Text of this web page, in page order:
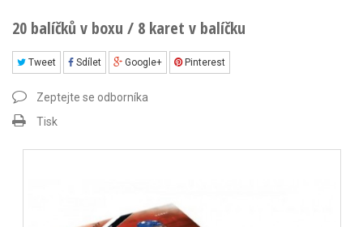
20 balíčků v boxu / 8 karet v balíčku
Tweet Sdílet Google+ Pinterest
Zeptejte se odborníka
Tisk